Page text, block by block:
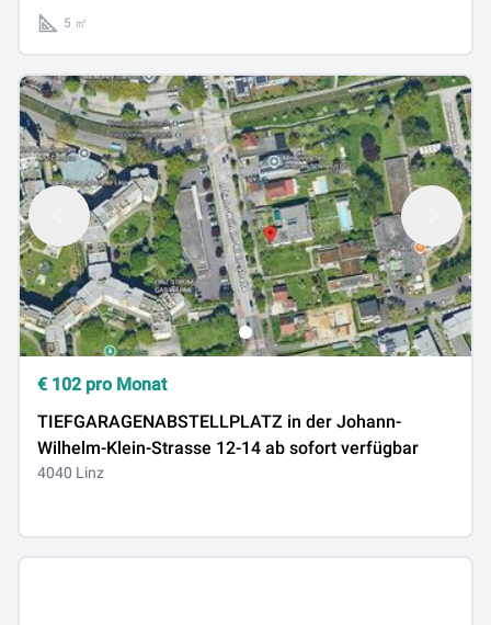
5 ㎡
€ 102pro Monat
TIEFGARAGENABSTELLPLATZ in der Johann-
Wilhelm-Klein-Strasse 12-14 ab sofort verfügbar
4040 Linz